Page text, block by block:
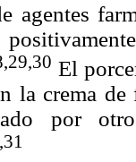
agentes
El
la crema
por